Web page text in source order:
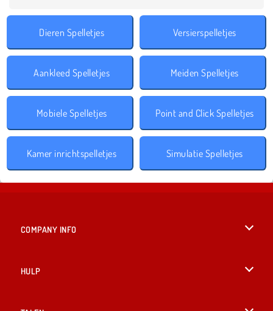
Dieren Spelletjes Versierspelletjes
Aankleed Spelletjes Meiden Spelletjes
Mobiele Spelletjes Point and Click Spelletjes
Kamer inrichtspelletjes Simulatie Spelletjes
COMPANY INFO
HULP